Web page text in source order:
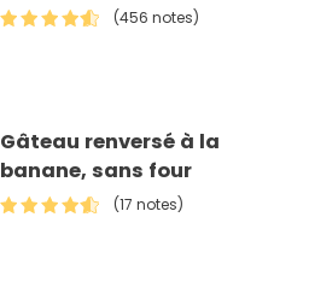
(456 notes)
Gâteau renversé à la
banane, sans four
(17 notes)